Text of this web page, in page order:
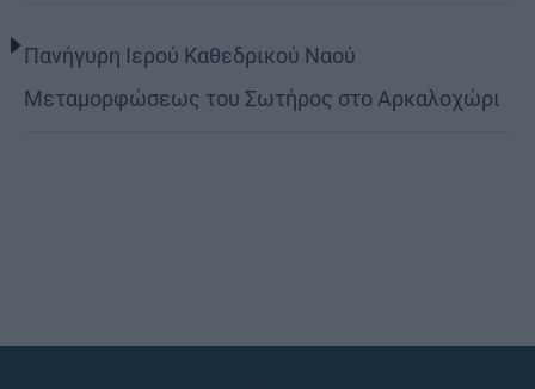
Πανήγυρη Ιερού Καθεδρικού Ναού
Μεταμορφώσεως του Σωτήρος στο Αρκαλοχώρι